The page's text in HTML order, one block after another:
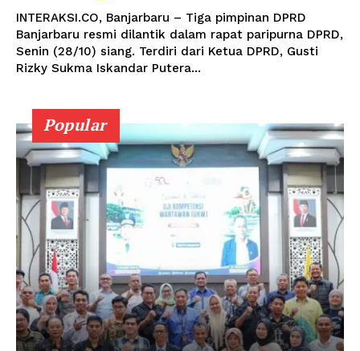
INTERAKSI.CO, Banjarbaru – Tiga pimpinan DPRD
Banjarbaru resmi dilantik dalam rapat paripurna DPRD,
Senin (28/10) siang. Terdiri dari Ketua DPRD, Gusti
Rizky Sukma Iskandar Putera...
Popular